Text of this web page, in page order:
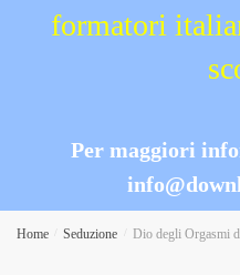
formatori
Per maggiori
Home Seduzione Dio degli Orgasmi